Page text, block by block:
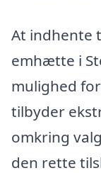
At indhente
emhætte i
mulighed
tilbyder
omkring
den rette